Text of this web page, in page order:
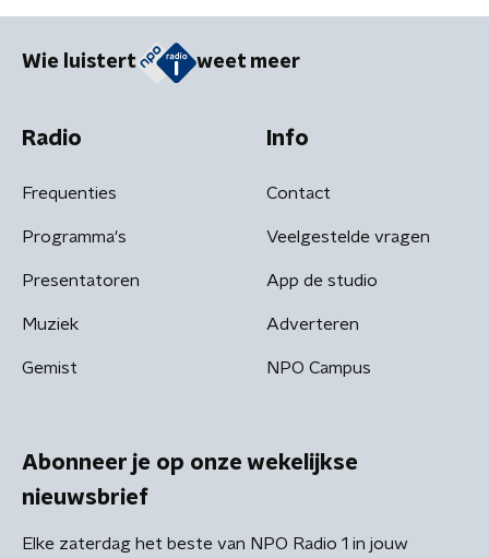
Wie luistert weet meer
Radio
Frequenties
Programma's
Presentatoren
Muziek
Gemist
Info
Contact
Veelgestelde vragen
App de studio
Adverteren
NPO Campus
Abonneer je op onze wekelijkse
nieuwsbrief
Elke zaterdag het beste van NPO Radio 1 in jouw